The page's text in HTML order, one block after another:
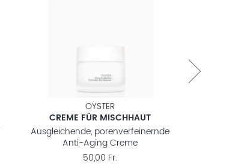
OYSTER
CREME FÜR MISCHHAUT
Ausgleichende, porenverfeinernde
Anti-Aging Creme
50,00 Fr.